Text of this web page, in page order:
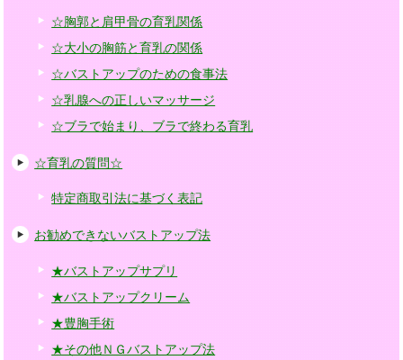
☆胸郭と肩甲骨の育乳関係
☆大小の胸筋と育乳の関係
☆バストアップのための食事法
☆乳腺への正しいマッサージ
☆ブラで始まり、ブラで終わる育乳
☆育乳の質問☆
特定商取引法に基づく表記
お勧めできないバストアップ法
★バストアップサプリ
★バストアップクリーム
★豊胸手術
★その他ＮＧバストアップ法